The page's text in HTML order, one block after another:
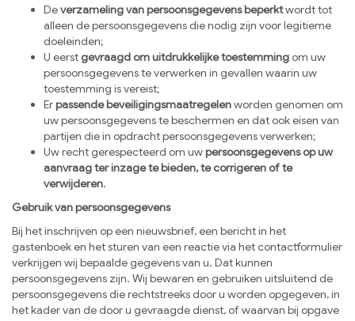
Deverzameling van persoonsgegevens beperktwordt tot
alleen de persoonsgegevens die nodig zijn voor legitieme
doeleinden;
U eerst gevraagd om uitdrukkelijke toestemmingom uw
persoonsgegevens te verwerken in gevallen waarin uw
toestemming is vereist;
Erpassende beveiligingsmaatregelenworden genomen om
uw persoonsgegevens te beschermen en dat ook eisen van
partijen die in opdracht persoonsgegevens verwerken;
Uw recht gerespecteerd om uwpersoonsgegevens op uw
aanvraag ter inzage te bieden, te corrigeren of te
verwijderen.
Gebruik van persoonsgegevens
Bij het inschrijven op een nieuwsbrief, een bericht in het
gastenboek en het sturen van een reactie via het contactformulier
verkrijgen wij bepaalde gegevens van u. Dat kunnen
persoonsgegevens zijn. Wij bewaren en gebruiken uitsluitend de
persoonsgegevens die rechtstreeks door u worden opgegeven, in
het kader van de door u gevraagde dienst, of waarvan bij opgave